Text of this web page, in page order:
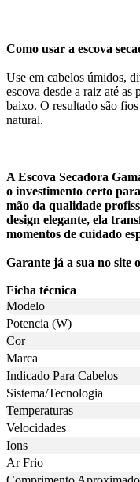
Como usar a escova
Use em cabelos úmidos,
escova desde a raiz até as
baixo. O resultado são
natural.
A Escova Secadora
o investimento certo
mão da qualidade
design elegante, ela
momentos de cuidado
Garante já a sua no site
Ficha técnica
Modelo
Potencia (W)
Cor
Marca
Indicado Para Cabelos
Sistema/Tecnologia
Temperaturas
Velocidades
Ions
Ar Frio